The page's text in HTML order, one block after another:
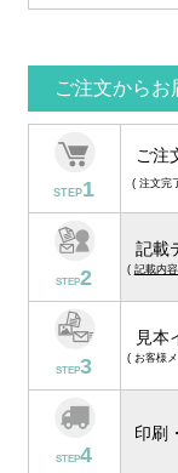
ご注文からお
STEP1
ご注
( 注文完
STEP2
記載
( 記載内
STEP3
見本
( お客様
STEP4
印刷